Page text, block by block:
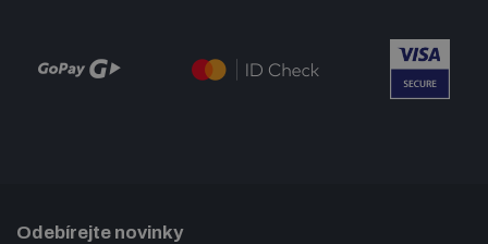
Odebírejte novinky